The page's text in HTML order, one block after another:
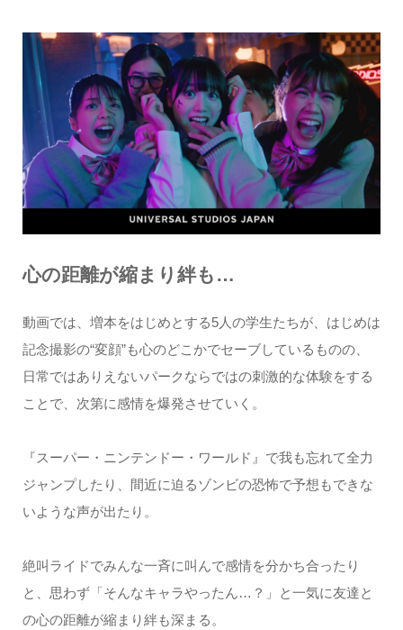
心の距離が縮まり絆も…
動画では、増本をはじめとする5人の学生たちが、はじめは
記念撮影の“変顔”も心のどこかでセーブしているものの、
日常ではありえないパークならではの刺激的な体験をする
ことで、次第に感情を爆発させていく。
『スーパー・ニンテンドー・ワールド』で我も忘れて全力
ジャンプしたり、間近に迫るゾンビの恐怖で予想もできな
いような声が出たり。
絶叫ライドでみんな一斉に叫んで感情を分かち合ったり
と、思わず「そんなキャラやったん…？」と一気に友達と
の心の距離が縮まり絆も深まる。